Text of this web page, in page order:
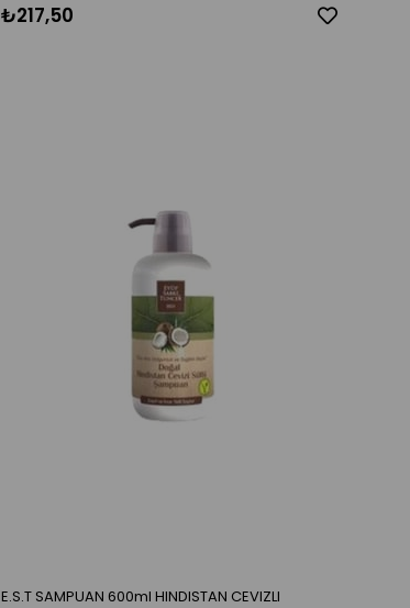
₺217,50
E.S.T SAMPUAN 600ml HINDISTAN CEVIZLI